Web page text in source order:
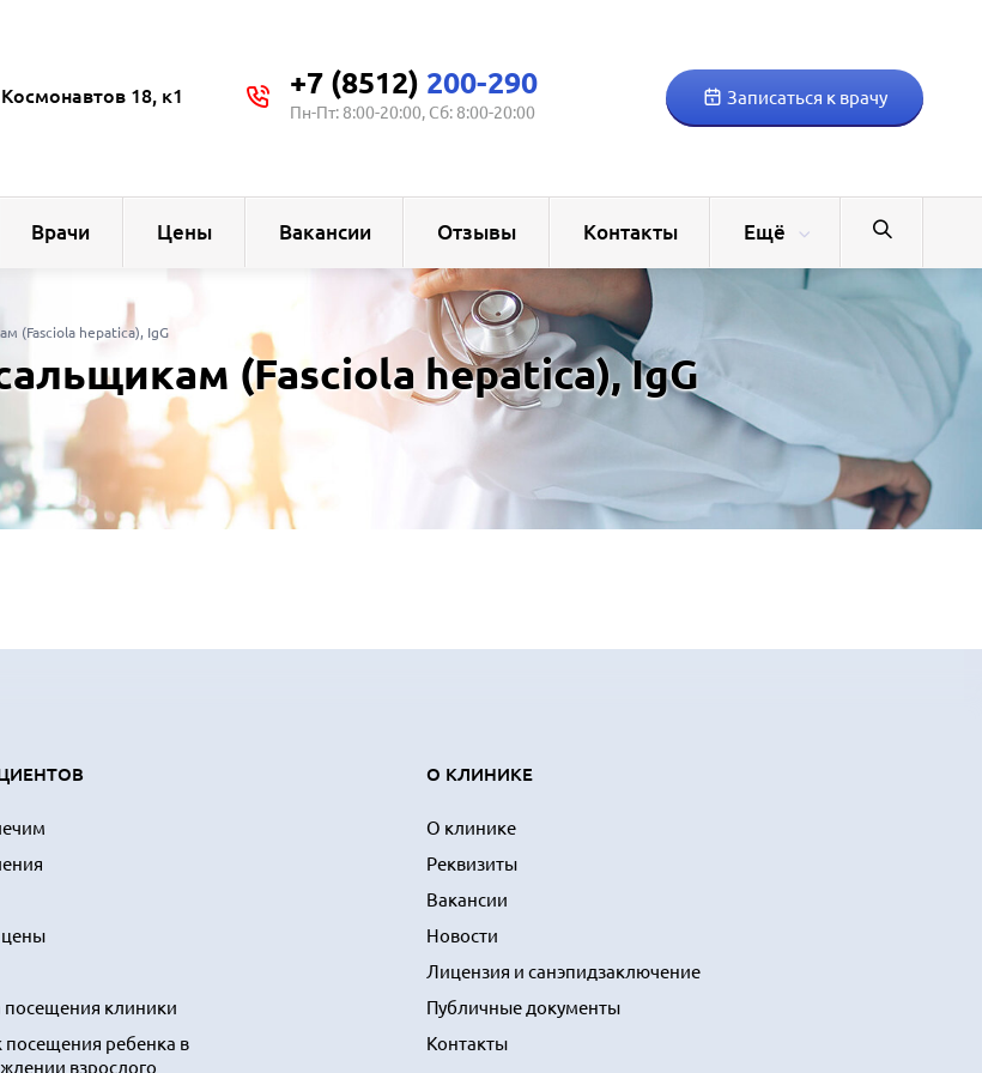
18, к1 +7 (8512) 200-290
Пн-Пт: 8:00-20:00, Сб: 8:00-20:00
Записаться к врачу
Врачи Цены Вакансии Отзывы Контакты Ещё
(Fasciola hepatica), IgG
(Fasciola hepatica), IgG
цены
посещения клиники
посещения ребенка в
взрослого
О КЛИНИКЕ
О клинике
Реквизиты
Вакансии
Новости
Лицензия и санэпидзаключение
Публичные документы
Контакты